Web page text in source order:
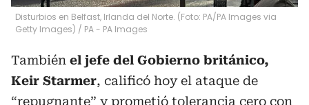
Disturbios en Belfast, Irlanda del Norte. (Foto: PA/PA Images via
Getty Images) / PA - PA Images
También el jefe del Gobierno británico,
Keir Starmer, calificó hoy el ataque de
“repugnante” y prometió tolerancia cero con